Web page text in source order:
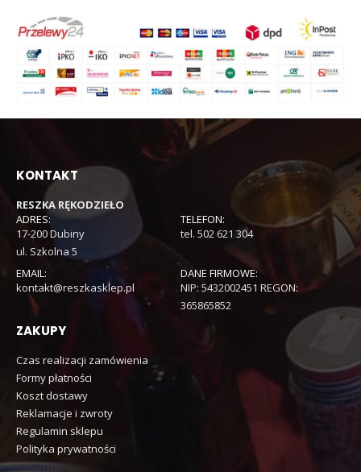
KONTAKT
RESZKA RĘKODZIEŁO
ADRES:
17-200 Dubiny
ul. Szkolna 5
TELEFON:
tel. 502 621 304
EMAIL:
kontakt@reszkasklep.pl
DANE FIRMOWE:
NIP: 5432002451 REGON:
365865852
ZAKUPY
Czas realizacji zamówienia
Formy płatności
Koszt dostawy
Reklamacje i zwroty
Regulamin sklepu
Polityka prywatności